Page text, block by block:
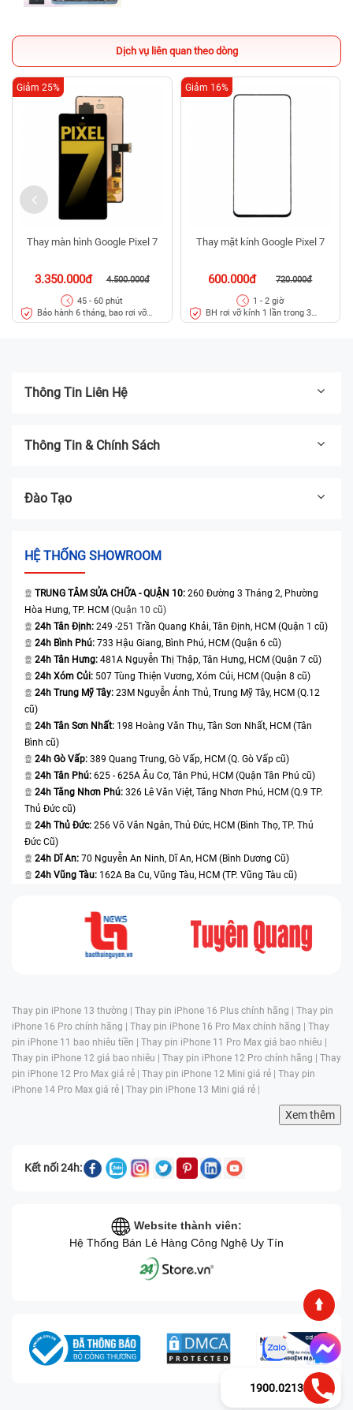
Dịch vụ liên quan theo dòng
Thay màn hình Google Pixel 7
3.350.000đ 4.500.000đ
Giảm 25%
45 - 60 phút
Bảo hành 6 tháng, bao rơi vỡ
kính
Thay mặt kính Google Pixel 7
600.000đ 720.000đ
Giảm 16%
1 - 2 giờ
BH rơi vỡ kính 1 lần trong 3
tháng
Thông Tin Liên Hệ
Thông Tin & Chính Sách
Đào Tạo
HỆ THỐNG SHOWROOM
TRUNG TÂM SỬA CHỮA - QUẬN 10: 260 Đường 3 Tháng 2, Phường
Hòa Hưng, TP. HCM (Quận 10 cũ)
24h Tân Định: 249 -251 Trần Quang Khải, Tân Định, HCM (Quận 1 cũ)
24h Bình Phú: 733 Hậu Giang, Bình Phú, HCM (Quận 6 cũ)
24h Tân Hưng: 481A Nguyễn Thị Thập, Tân Hưng, HCM (Quận 7 cũ)
24h Xóm Củi: 507 Tùng Thiện Vương, Xóm Củi, HCM (Quận 8 cũ)
24h Trung Mỹ Tây: 23M Nguyễn Ảnh Thủ, Trung Mỹ Tây, HCM (Q.12
cũ)
24h Tân Sơn Nhất: 198 Hoàng Văn Thụ, Tân Sơn Nhất, HCM (Tân
Bình cũ)
24h Gò Vấp: 389 Quang Trung, Gò Vấp, HCM (Q. Gò Vấp cũ)
24h Tân Phú: 625 - 625A Âu Cơ, Tân Phú, HCM (Quận Tân Phú cũ)
24h Tăng Nhơn Phú: 326 Lê Văn Việt, Tăng Nhơn Phú, HCM (Q.9 TP.
Thủ Đức cũ)
24h Thủ Đức: 256 Võ Văn Ngân, Thủ Đức, HCM (Bình Thọ, TP. Thủ
Đức Cũ)
24h Dĩ An: 70 Nguyễn An Ninh, Dĩ An, HCM (Bình Dương Cũ)
24h Vũng Tàu: 162A Ba Cu, Vũng Tàu, HCM (TP. Vũng Tàu cũ)
Thay pin iPhone 13 thường | Thay pin iPhone 16 Plus chính hãng | Thay pin
iPhone 16 Pro chính hãng | Thay pin iPhone 16 Pro Max chính hãng | Thay
pin iPhone 11 bao nhiêu tiền | Thay pin iPhone 11 Pro Max giá bao nhiêu |
Thay pin iPhone 12 giá bao nhiêu | Thay pin iPhone 12 Pro chính hãng | Thay
pin iPhone 12 Pro Max giá rẻ | Thay pin iPhone 12 Mini giá rẻ | Thay pin
iPhone 14 Pro Max giá rẻ | Thay pin iPhone 13 Mini giá rẻ |
Xem thêm
Kết nối 24h:
Website thành viên:
Hệ Thống Bán Lẻ Hàng Công Nghệ Uy Tín
1900.0213